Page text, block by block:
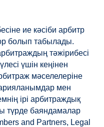
ие кәсіби арбитр
болып табылады.
тәжірибесі
үшін кеңінен
мәселелеріне
мен
ірі арбитраждық
түрде баяндамалар
and Partners, Legal